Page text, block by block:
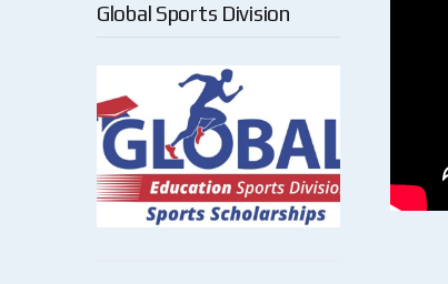
Global Sports Division